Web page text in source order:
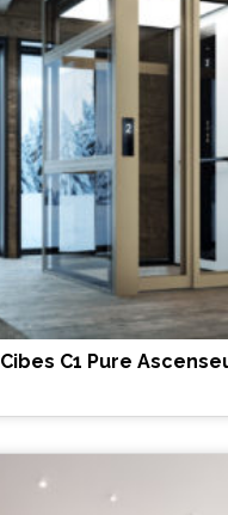
Cibes C1 Pure